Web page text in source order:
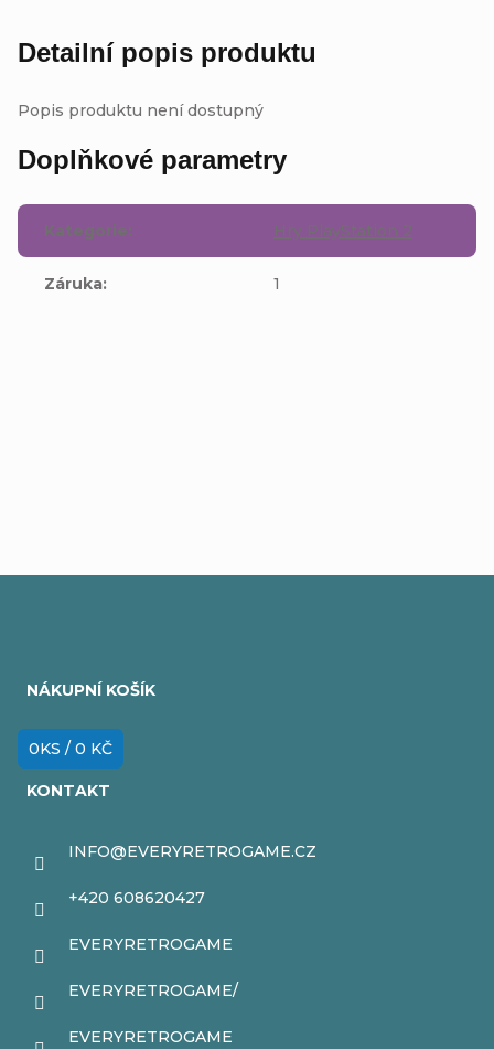
Detailní popis produktu
Popis produktu není dostupný
Doplňkové parametry
Kategorie: Hry PlayStation 2
Záruka: 1
NÁKUPNÍ KOŠÍK
0KS / 0 KČ
KONTAKT
INFO@EVERYRETROGAME.CZ
+420 608620427
EVERYRETROGAME
EVERYRETROGAME/
EVERYRETROGAME